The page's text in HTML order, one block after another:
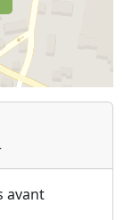
temps avec
des
connues pour
tradition riche
en raison de la
idéale pour la
avant